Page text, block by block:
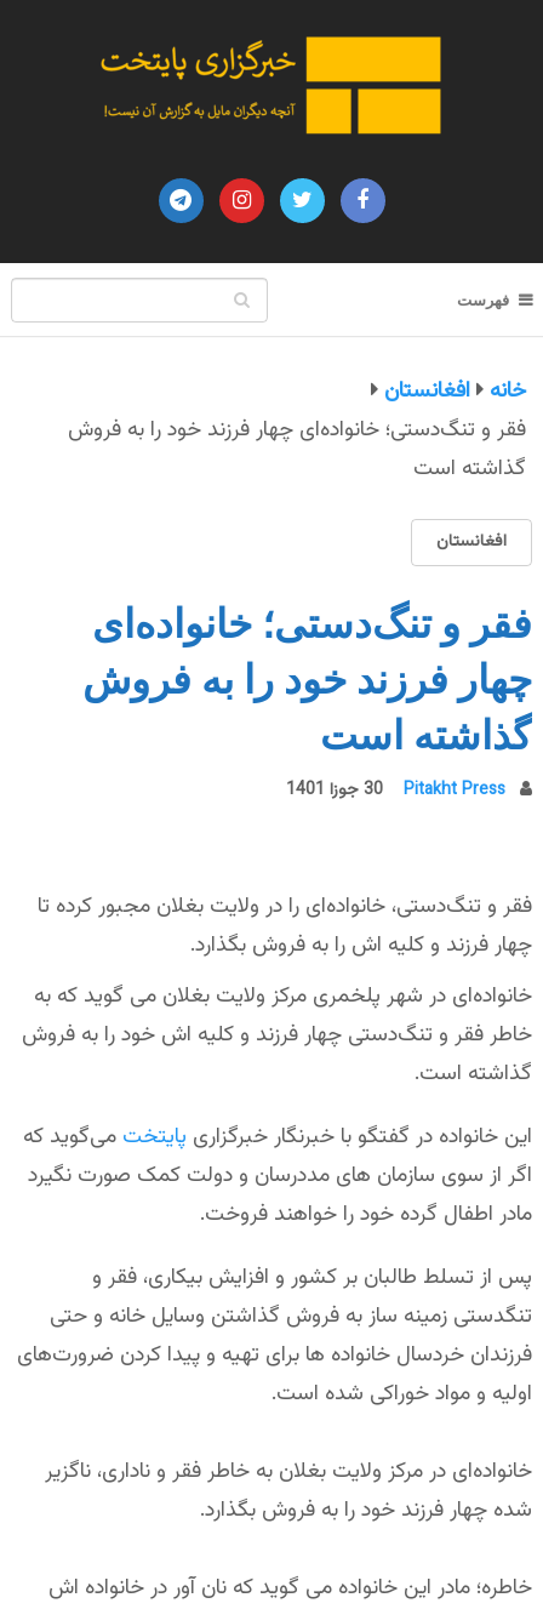
فهرست
خانه
افغانستان
فقر و تنگ‌دستی؛ خانواده‌ای چهار فرزند خود را به فروش
گذاشته است
افغانستان
فقر و تنگ‌دستی؛ خانواده‌ای
چهار فرزند خود را به فروش
گذاشته است
Pitakht Press 30 جوزا 1401
فقر و تنگ‌دستی، خانواده‌ای را در ولایت بغلان مجبور کرده تا
چهار فرزند و کلیه اش را به فروش بگذارد.
خانواده‌ای در شهر پلخمری مرکز ولایت بغلان می گوید که به
خاطر فقر و تنگ‌دستی چهار فرزند و کلیه اش خود را به فروش
گذاشته است.
این خانواده در گفتگو با خبرنگار خبرگزاری پایتخت می‌گوید که
اگر از سوی سازمان های مددرسان و دولت کمک صورت نگیرد
مادر اطفال گرده خود را خواهند فروخت.
پس از تسلط طالبان بر کشور و افزایش بیکاری، فقر و
تنگدستی زمینه ساز به فروش گذاشتن وسایل خانه و حتی
فرزندان خردسال خانواده ها برای تهیه و پیدا کردن ضرورت‌های
اولیه و مواد خوراکی شده است.
خانواده‌ای در مرکز ولایت بغلان به خاطر فقر و ناداری، ناگزیر
شده چهار فرزند خود را به فروش بگذارد.
خاطره؛ مادر این خانواده می گوید که نان آور در خانواده اش